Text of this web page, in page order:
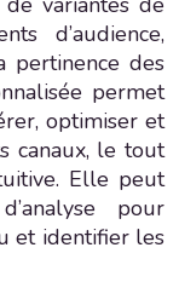
d’audience,
pertinence des
permet
optimiser et
canaux, le tout
Elle peut
pour
et identifier les